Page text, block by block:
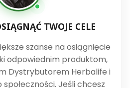
TWOJE CELE
szanse na osiągnięcie
odpowiednim produktom,
Dystrybutorem Herbalife i
Jeśli chcesz